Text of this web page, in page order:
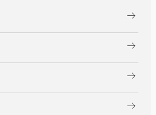
arrow_right_alt
arrow_right_alt
arrow_right_alt
arrow_right_alt